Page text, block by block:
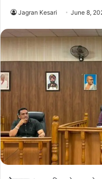
Jagran Kesari June 8,